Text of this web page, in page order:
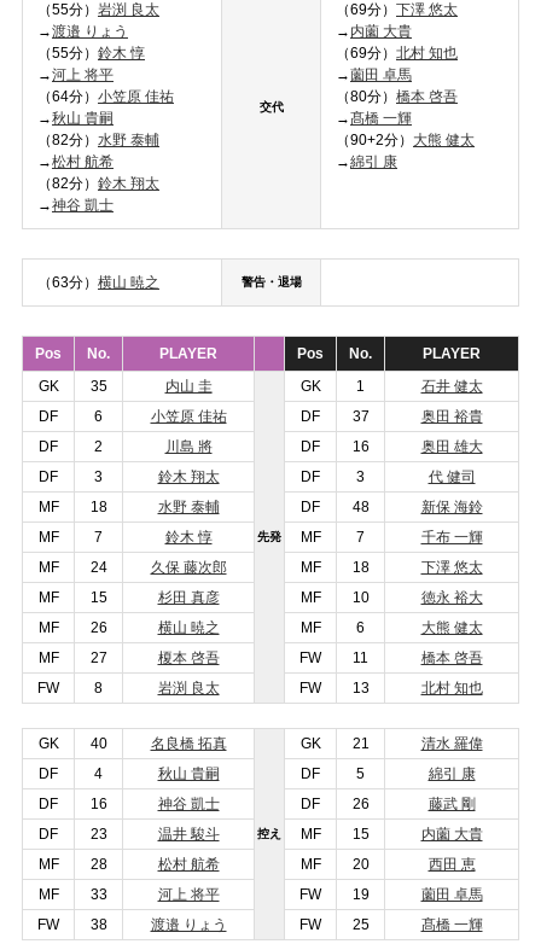
（55分） 岩渕 良太
→渡邉 りょう
（55分） 鈴木 惇
→河上 将平
（64分） 小笠原 佳祐
→秋山 貴嗣
（82分） 水野 泰輔
→松村 航希
（82分） 鈴木 翔太
→神谷 凱士
交代
（69分） 下澤 悠太
→ 内薗 大貴
（69分） 北村 知也
→薗田 卓馬
（80分） 橋本 啓吾
→髙橋 一輝
（90+2分） 大熊 健太
→綿引 康
（63分） 横山 暁之 警告・退場
Pos No. PLAYER Pos No.
PLAYER
GK
35 内山 圭
先発
GK 1
石井 健太
DF
6 小笠原 佳祐 DF 37
奥田 裕貴
DF
2 川島 將 DF 16
奥田 雄大
DF
3 鈴木 翔太 DF 3
代 健司
MF
18 水野 泰輔 DF 48
新保 海鈴
MF
7 鈴木 惇 MF 7
千布 一輝
MF
24 久保 藤次郎 MF 18
下澤 悠太
MF
15 杉田 真彦 MF 10
徳永 裕大
MF
26 横山 暁之 MF 6
大熊 健太
MF
27 榎本 啓吾 FW 11
橋本 啓吾
FW
8 岩渕 良太 FW 13 北村 知也
GK 40 名良橋 拓真
控え
GK 21
清水 羅偉
DF
4 秋山 貴嗣 DF 5
綿引 康
DF
16 神谷 凱士 DF 26
藤武 剛
DF
23 温井 駿斗 MF 15
内薗 大貴
MF
28 松村 航希 MF 20
西田 恵
MF
33 河上 将平 FW 19
薗田 卓馬
FW
38 渡邉 りょう FW 25 髙橋 一輝